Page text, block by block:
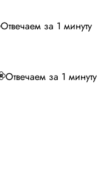
Отвечаем за 1 минуту
Отвечаем за 1 минуту